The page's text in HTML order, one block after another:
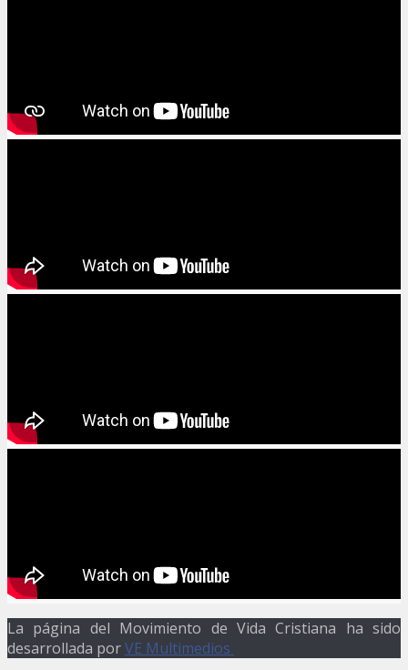
La página del Movimiento de Vida Cristiana ha sido
desarrollada porVE Multimedios